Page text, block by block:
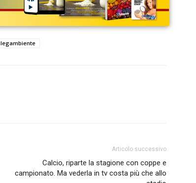
legambiente
Articolo successivo
Calcio, riparte la stagione con coppe e
campionato. Ma vederla in tv costa più che allo